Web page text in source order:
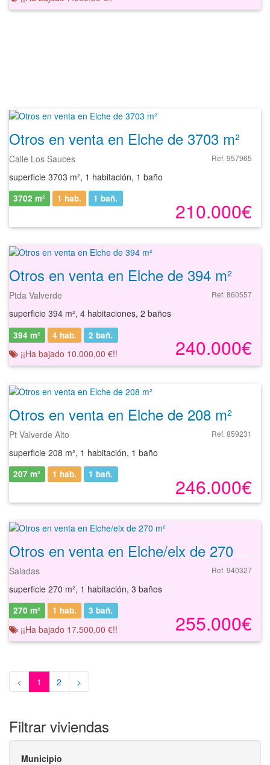
Otros en venta en Elche de 3703 m²
Calle Los Sauces Ref. 957965
superficie 3703 m², 1 habitación, 1 baño
210.000€
3702 m² 1 hab. 1 bañ.
Otros en venta en Elche de 394 m²
Ptda Valverde Ref. 860557
superficie 394 m², 4 habitaciones, 2 baños
240.000€
394 m² 4 hab. 2 bañ.
¡¡Ha bajado 10.000,00 €!!
Otros en venta en Elche de 208 m²
Pt Valverde Alto Ref. 859231
superficie 208 m², 1 habitación, 1 baño
246.000€
207 m² 1 hab. 1 bañ.
Saladas Ref. 940327
superficie 270 m², 1 habitación, 3 baños
255.000€
270 m² 1 hab. 3 bañ.
¡¡Ha bajado 17.500,00 €!!
< 1 2 >
Filtrar viviendas
Municipio